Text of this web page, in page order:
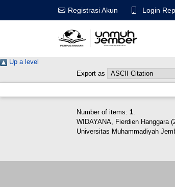
Registrasi Akun Login
Up a level
Export as
Number of items: 1.
WIDAYANA, Fierdien Hanggara
Universitas Muhammadiyah